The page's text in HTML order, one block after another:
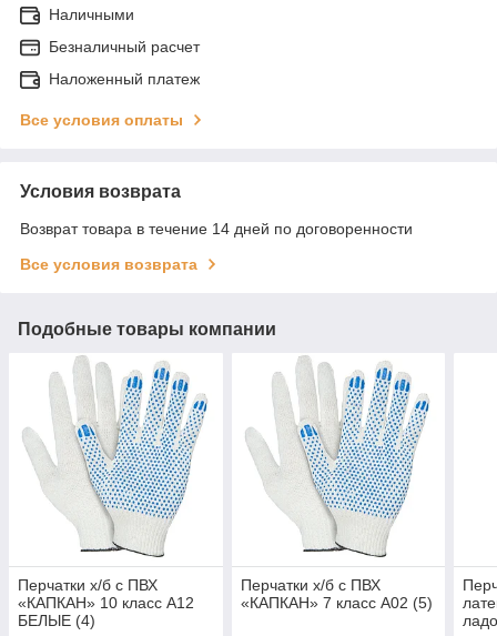
Наличными
Безналичный расчет
Наложенный платеж
Все условия оплаты
Условия возврата
Возврат товара в течение 14 дней по договоренности
Все условия возврата
Подобные товары компании
Перчатки х/б с ПВХ
«КАПКАН» 10 класс А12
БЕЛЫЕ (4)
Перчатки х/б с ПВХ
«КАПКАН» 7 класс А02 (5)